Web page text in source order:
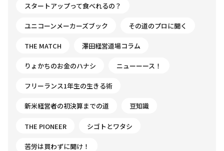
スタートアップって食べれるの？
ユニコーンメーカーズブック その道のプロに聞く
THE MATCH 澤田経営道場コラム
りょかちのお金のハナシ ニューーース！
フリーランス1年生の生きる術
新米経営者の初決算までの道 豆知識
THE PIONEER シゴトとワタシ
苦労は買わずに聞け！